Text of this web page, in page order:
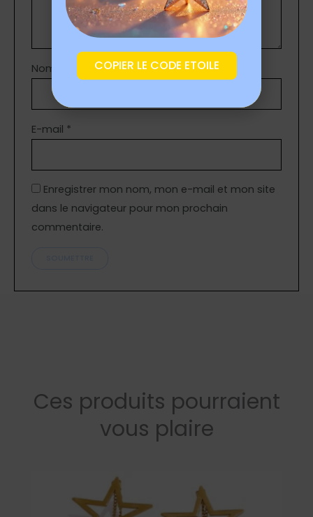
Nom
E-mail *
Enregistrer mon nom, mon e-mail et mon site
dans le navigateur pour mon prochain
commentaire.
Ces produits pourraient
vous plaire
COPIER LE CODE ETOILE